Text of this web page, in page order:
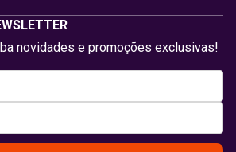
novidades e promoções exclusivas!